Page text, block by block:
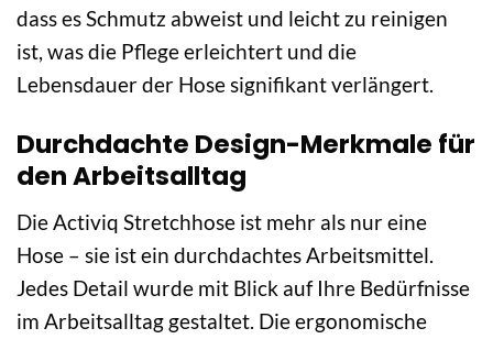
dass es Schmutz abweist und leicht zu reinigen
ist, was die Pflege erleichtert und die
Lebensdauer der Hose signifikant verlängert.
Durchdachte Design-Merkmale für
den Arbeitsalltag
Die Activiq Stretchhose ist mehr als nur eine
Hose – sie ist ein durchdachtes Arbeitsmittel.
Jedes Detail wurde mit Blick auf Ihre Bedürfnisse
im Arbeitsalltag gestaltet. Die ergonomische